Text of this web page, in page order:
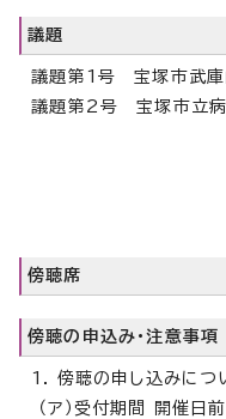
議題
議題第1号 宝塚市武
議題第2号 宝塚市立病
傍聴席
傍聴の申込み・注意事項
1. 傍聴の申し込みにつ
（ア）受付期間 開催日